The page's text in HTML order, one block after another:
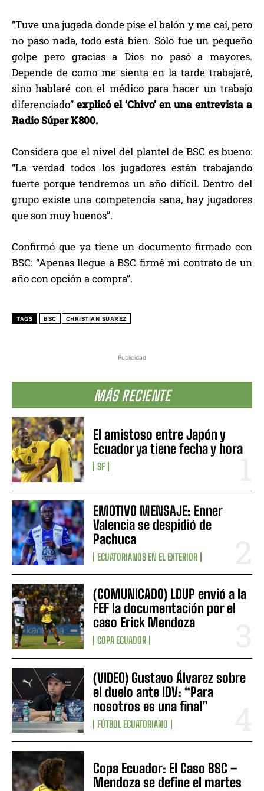
Publicidad
MÁS RECIENTE
El amistoso entre Japón y
Ecuador ya tiene fecha y hora
SF
EMOTIVO MENSAJE: Enner
Valencia se despidió de
Pachuca
ECUATORIANOS EN EL EXTERIOR
(COMUNICADO) LDUP envió a la
FEF la documentación por el
caso Erick Mendoza
COPA ECUADOR
(VIDEO) Gustavo Álvarez sobre
el duelo ante IDV: “Para
nosotros es una final”
FÚTBOL ECUATORIANO
Copa Ecuador: El Caso BSC –
Mendoza se define el martes
“Tuve una jugada donde pise el balón y me caí, pero
no paso nada, todo está bien. Sólo fue un pequeño
golpe pero gracias a Dios no pasó a mayores.
Depende de como me sienta en la tarde trabajaré,
sino hablaré con el médico para hacer un trabajo
diferenciado” explicó el ‘Chivo’ en una entrevista a
Radio Súper K800.
Considera que el nivel del plantel de BSC es bueno:
“La verdad todos los jugadores están trabajando
fuerte porque tendremos un año difícil. Dentro del
grupo existe una competencia sana, hay jugadores
que son muy buenos”.
Confirmó que ya tiene un documento firmado con
BSC: “Apenas llegue a BSC firmé mi contrato de un
año con opción a compra”.
TAGS BSC CHRISTIAN SUAREZ